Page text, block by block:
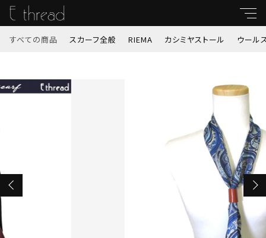
すべての商品 スカーフ全般 RIEMA カシミヤストール ウール
ショッピングを続ける
親カテゴリ